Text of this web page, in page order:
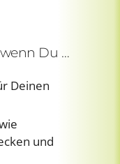
Du …
Deinen
und